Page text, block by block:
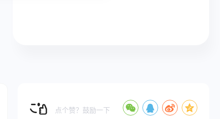
点个赞？鼓励一下